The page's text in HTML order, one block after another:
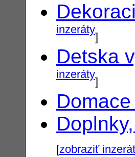
inzeráty]
Detska
inzeráty]
[zobraziť